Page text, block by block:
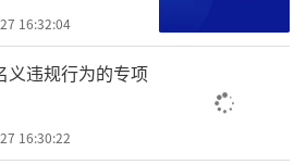
16:32:04
义违规行为的专项
16:30:22